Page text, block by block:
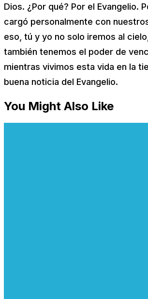
Dios. ¿Por qué? Por el Evangelio.
cargó personalmente con
eso, tú y yo no solo iremos al
también tenemos el poder de
mientras vivimos esta vida en la
buena noticia del Evangelio.
You Might Also Like